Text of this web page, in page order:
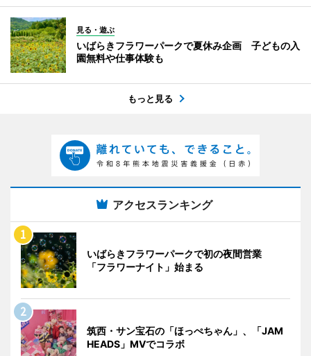
見る・遊ぶ
いばらきフラワーパークで夏休み企画 子どもの入
園無料や仕事体験も
もっと見る
アクセスランキング
いばらきフラワーパークで初の夜間営業
「フラワーナイト」始まる
筑西・サン宝石の「ほっぺちゃん」、「JAM
HEADS」MVでコラボ